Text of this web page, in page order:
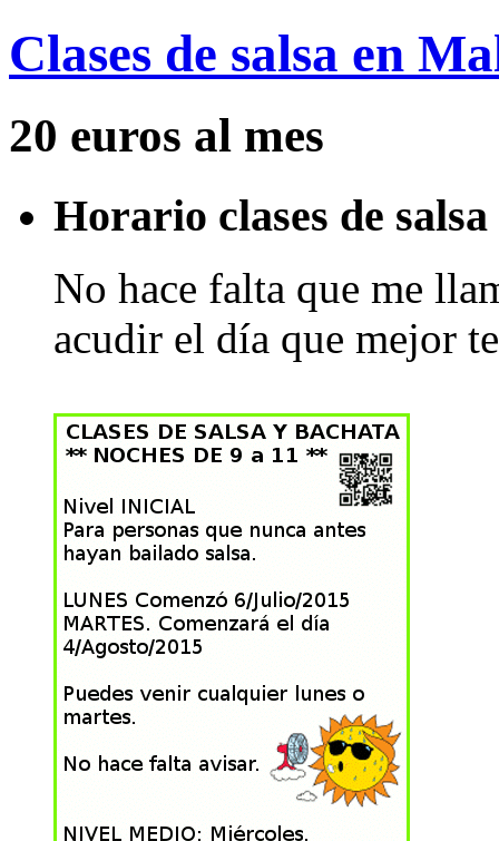
Clases de salsa en
20 euros al mes
Horario clases de salsa
No hace falta que me
acudir el día que mejor